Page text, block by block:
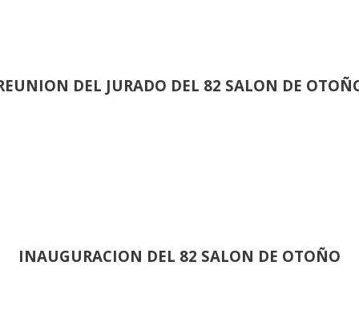
DEL JURADO DEL 82 SALON DE
INAUGURACION DEL 82 SALON DE OTOÑO